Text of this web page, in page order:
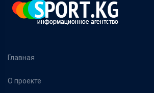
Главная
О проекте